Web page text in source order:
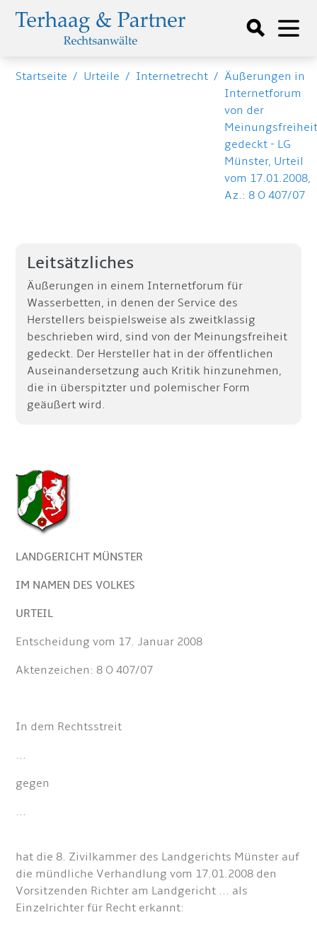
Startseite / Urteile / Internetrecht / Äußerungen in
Internetforum
von der
gedeckt - LG
Münster, Urteil
vom 17.01.2008,
Az.: 8 O 407/07
Leitsätzliches
Äußerungen in einem Internetforum für
Wasserbetten, in denen der Service des
Herstellers beispielsweise als zweitklassig
beschrieben wird, sind von der Meinungsfreiheit
gedeckt. Der Hersteller hat in der öffentlichen
Auseinandersetzung auch Kritik hinzunehmen,
die in überspitzter und polemischer Form
geäußert wird.
LANDGERICHT MÜNSTER
IM NAMEN DES VOLKES
URTEIL
Entscheidung vom 17. Januar 2008
Aktenzeichen: 8 O 407/07
In dem Rechtsstreit
...
gegen
...
hat die 8. Zivilkammer des Landgerichts Münster auf
die mündliche Verhandlung vom 17.01.2008 den
Vorsitzenden Richter am Landgericht ... als
Einzelrichter für Recht erkannt: